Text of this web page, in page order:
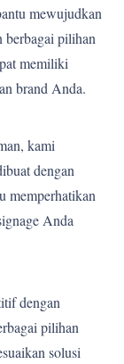
mewujudkan
berbagai pilihan
memiliki
brand Anda.
kami
dengan
memperhatikan
Anda
dengan
pilihan
solusi